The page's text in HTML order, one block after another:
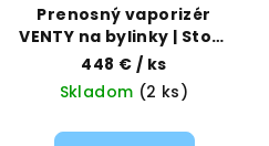
Prenosný vaporizér
VENTY na bylinky | Storz
& Bickel | Vaporama
448 € / ks
Skladom (2 ks)